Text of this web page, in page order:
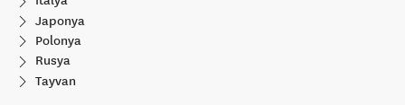
Japonya
Polonya
Rusya
Tayvan